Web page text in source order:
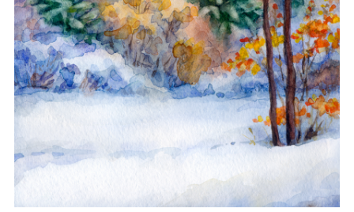
Watercolor